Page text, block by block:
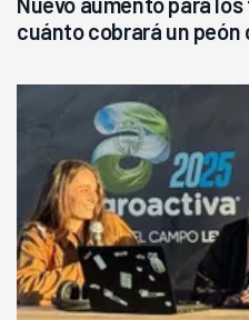
cuánto cobrará un peón